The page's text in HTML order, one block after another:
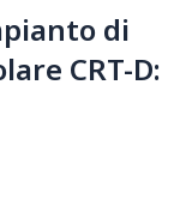
di
CRT-D: